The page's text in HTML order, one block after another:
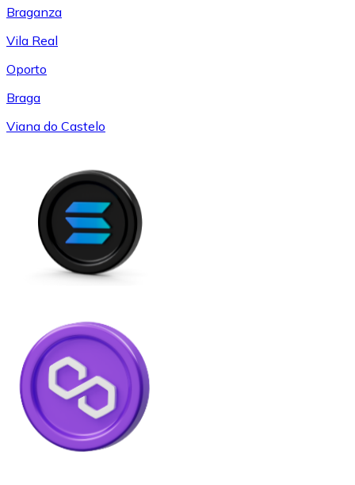
Braganza
Vila Real
Oporto
Braga
Viana do Castelo